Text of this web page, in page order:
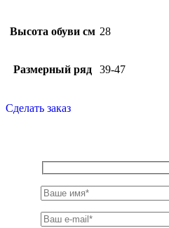
Высота обуви см 28
Размерный ряд 39-47
Сделать заказ